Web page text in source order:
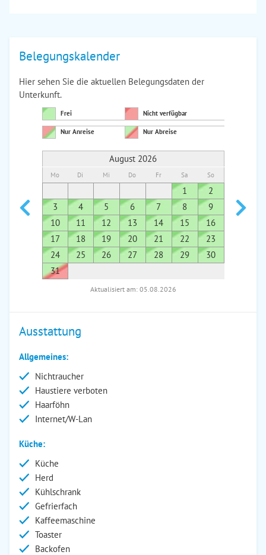
Belegungskalender
Hier sehen Sie die aktuellen Belegungsdaten der
Unterkunft.
Frei Nicht verfügbar
Nur Anreise Nur Abreise
August 2026
Mo Di Mi Do Fr Sa So
1
2
3
4 5 6 7 8
9
10
11 12 13 14 15
16
17
18 19 20 21 22
23
24
25 26 27 28 29
30
31
7
Aktualisiert am: 05.08.2026
Ausstattung
Allgemeines:
Nichtraucher
Haustiere verboten
Haarföhn
Internet/W-Lan
Küche:
Küche
Herd
Kühlschrank
Gefrierfach
Kaffeemaschine
Toaster
Backofen